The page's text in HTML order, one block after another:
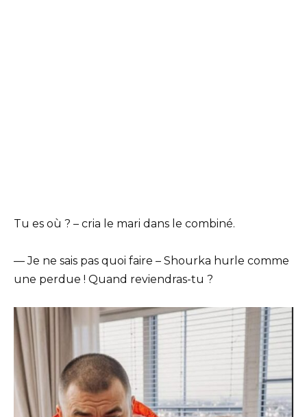
Tu es où ? – cria le mari dans le combiné.
— Je ne sais pas quoi faire – Shourka hurle comme
une perdue ! Quand reviendras-tu ?